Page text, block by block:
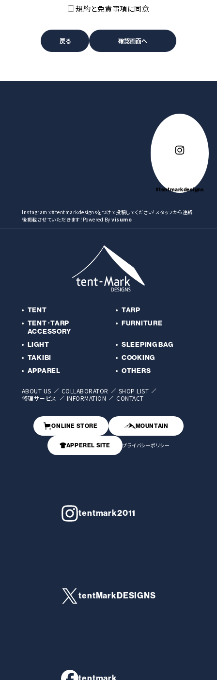
規約と免責事項に同意
#tentmarkdesigns
Instagramで#tentmarkdesignsをつけて投稿してください！スタッフから連絡
後掲載させていただきます！Powered By visumo
TENT
TARP
TENT･TARP
ACCESSORY
FURNITURE
LIGHT
SLEEPING BAG
TAKIBI
COOKING
APPAREL
OTHERS
ABOUT US COLLABORATOR
SHOP LIST
修理サービス
INFORMATION CONTACT
ONLINE STORE MOUNTAIN
APPEREL SITE プライバシーポリシー
tentmark2011
tentMarkDESIGNS